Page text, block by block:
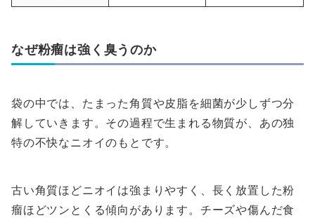
なぜ粉瘤は強く臭うのか
袋の中では、たまった角質や皮脂を細菌が少しずつ分
解していきます。その過程で生まれる物質が、あの独
特の不快なニオイのもとです。
古い角質ほどニオイは強まりやすく、長く放置した粉
瘤ほどツンとくる傾向があります。チーズや傷んだ食